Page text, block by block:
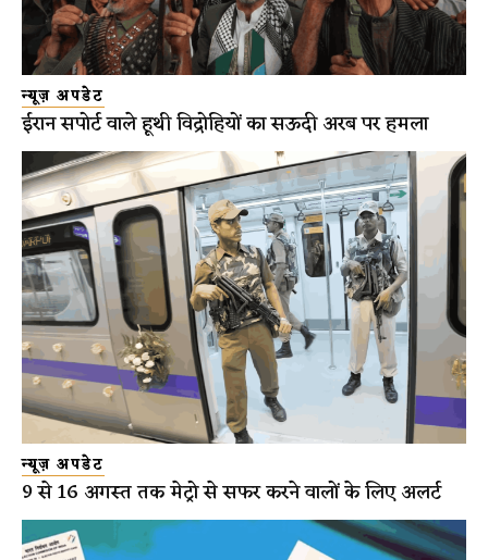
न्यूज़ अपडेट
ईरान सपोर्ट वाले हूथी विद्रोहियों का सऊदी अरब पर हमला
न्यूज़ अपडेट
9 से 16 अगस्त तक मेट्रो से सफर करने वालों के लिए अलर्ट